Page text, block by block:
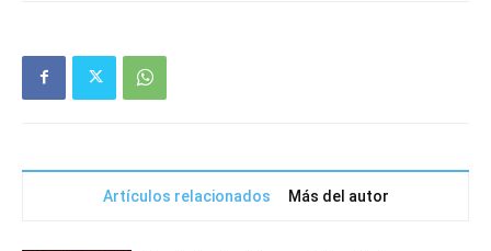
Artículos relacionados Más del autor